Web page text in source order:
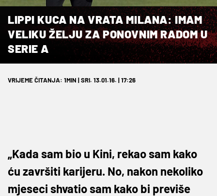
LIPPI KUCA NA VRATA MILANA: IMAM
VELIKU ŽELJU ZA PONOVNIM RADOM U
SERIE A
VRIJEME ČITANJA: 1MIN | SRI. 13.01.16. | 17:26
„Kada sam bio u Kini, rekao sam kako
ću završiti karijeru. No, nakon nekoliko
mjeseci shvatio sam kako bi previše